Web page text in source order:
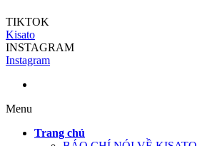
TIKTOK
Kisato
INSTAGRAM
Instagram
Menu
Trang chủ